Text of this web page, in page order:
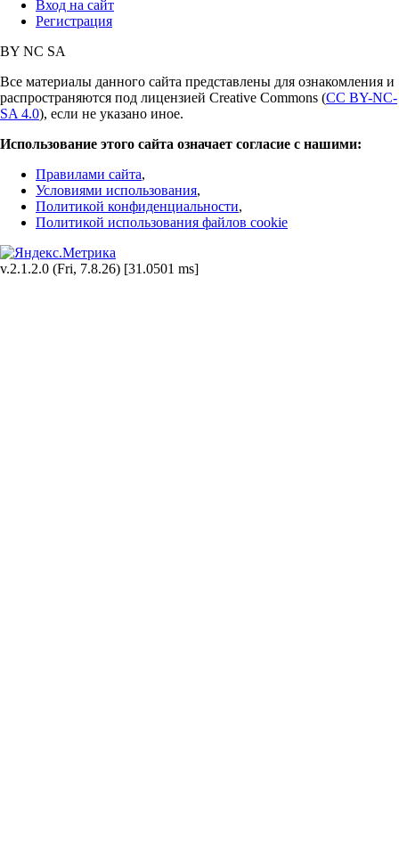
Вход на сайт
Регистрация
BY NC SA
Все материалы данного сайта представлены для ознакомления и
распространяются под лицензией Creative Commons (CC BY-NC-
SA 4.0), если не указано иное.
Использование этого сайта означает согласие с нашими:
Правилами сайта,
Условиями использования,
Политикой конфиденциальности,
Политикой использования файлов cookie
v.2.1.2.0 (Fri, 7.8.26) [31.0501 ms]